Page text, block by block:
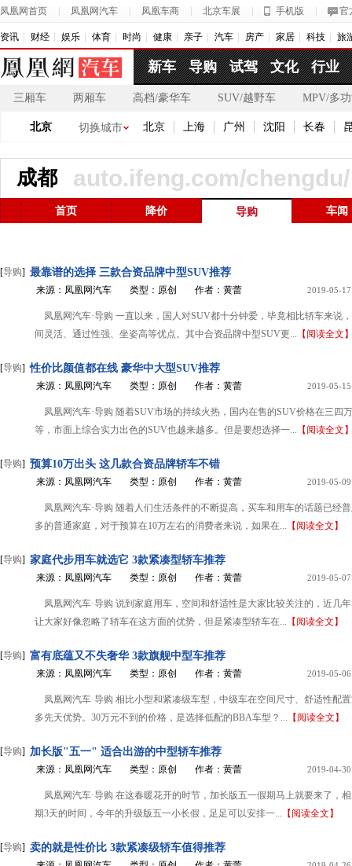
凤凰网首页 凤凰网汽车 凤凰车商 北京车展 手机版 官
资讯 财经 娱乐 体育 时尚 健康 亲子 汽车 房产 家居 科技 旅
新车 导购 试驾 文化 行业
三厢车 两厢车 高档/豪华车 SUV/越野车 MPV/多
北京 切换城市 北京 上海 广州 沈阳 长春
成都 auto.ifeng.com/chengdu/
首页 降价 导购 车闻
[导购] 最靠谱的选择 三款合资品牌中型SUV推荐
来源：凤凰网汽车 类型：原创 作者：黄蕾 2019-05-17
凤凰网汽车·导购 一直以来，国人对SUV都十分钟爱，毕竟相比轿车来说
间灵活、通过性强、坐姿高等优点。其中合资品牌中型SUV更... 【阅读全文
[导购] 性价比颜值都在线 豪华中大型SUV推荐
来源：凤凰网汽车 类型：原创 作者：黄蕾 2019-05-15
凤凰网汽车·导购 随着SUV市场的持续火热，国内在售的SUV价格在三四
等，市面上综合实力出色的SUV也越来越多。但是要想选择一... 【阅读全文
[导购] 预算10万出头 这几款合资品牌轿车不错
来源：凤凰网汽车 类型：原创 作者：黄蕾 2019-05-09
凤凰网汽车·导购 随着人们生活条件的不断提高，买车和用车的话题已经
多的普通家庭，对于预算在10万左右的消费者来说，如果在... 【阅读全文】
[导购] 家庭代步用车就选它 3款紧凑型轿车推荐
来源：凤凰网汽车 类型：原创 作者：黄蕾 2019-05-07
凤凰网汽车·导购 说到家庭用车，空间和舒适性是大家比较关注的，近几
让大家好像忽略了轿车在这方面的优势，但是紧凑型轿车在... 【阅读全文】
[导购] 富有底蕴又不失奢华 3款旗舰中型车推荐
来源：凤凰网汽车 类型：原创 作者：黄蕾 2019-05-06
凤凰网汽车·导购 相比小型和紧凑级车型，中级车在空间尺寸、舒适性配
多先天优势。30万元不到的价格，是选择低配的BBA车型？... 【阅读全文】
[导购] 加长版"五一" 适合出游的中型轿车推荐
来源：凤凰网汽车 类型：原创 作者：黄蕾 2019-04-30
凤凰网汽车·导购 在这春暖花开的时节，加长版五一假期马上就要来了，
期3天的时间，今年的升级版五一小长假，足足可以安排一... 【阅读全文】
[导购] 卖的就是性价比 3款紧凑级轿车值得推荐